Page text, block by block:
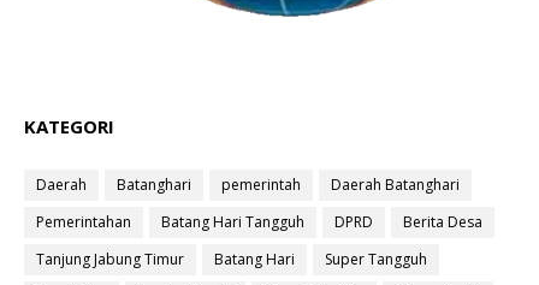
KATEGORI
Daerah Batanghari pemerintah
Daerah Batanghari
Pemerintahan
Batang Hari Tangguh DPRD
Berita Desa
Tanjung Jabung Timur
Batang Hari
Super Tangguh